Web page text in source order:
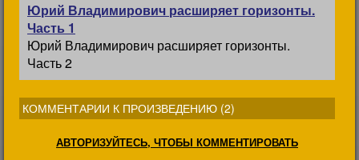
Юрий Владимирович расширяет горизонты.
Часть 1
Юрий Владимирович расширяет горизонты.
Часть 2
КОММЕНТАРИИ К ПРОИЗВЕДЕНИЮ (2)
АВТОРИЗУЙТЕСЬ, ЧТОБЫ КОММЕНТИРОВАТЬ